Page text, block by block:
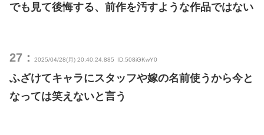
でも見て後悔する、前作を汚すような作品ではない
27： 2025/04/28(月) 20:40:24.885 ID:508iGKwY0
ふざけてキャラにスタッフや嫁の名前使うから今と
なっては笑えないと言う